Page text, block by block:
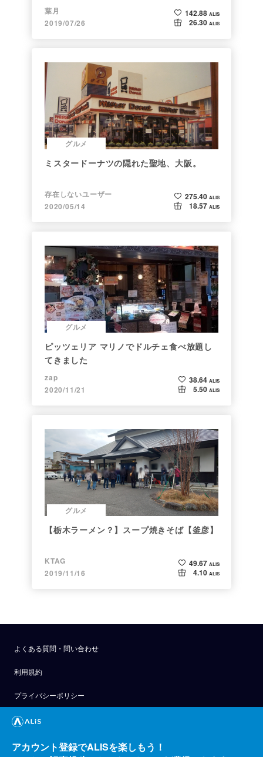
葉月
2019/07/26
142.88 ALIS
26.30 ALIS
グルメ
ミスタードーナツの隠れた聖地、大阪。
存在しないユーザー
2020/05/14
275.40 ALIS
18.57 ALIS
グルメ
ピッツェリア マリノでドルチェ食べ放題し
てきました
zap
2020/11/21
38.64 ALIS
5.50 ALIS
グルメ
【栃木ラーメン？】スープ焼きそば【釜彦】
KTAG
2019/11/16
49.67 ALIS
4.10 ALIS
よくある質問・問い合わせ
利用規約
プライバシーポリシー
公式アナウンス
技術ブログ
アカウント登録でALISを楽しもう！